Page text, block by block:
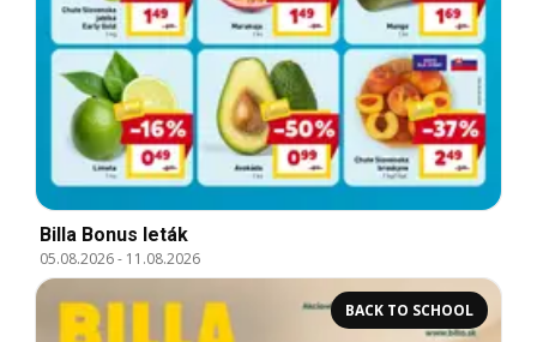
Billa Bonus leták
05.08.2026- 11.08.2026
BACK TO SCHOOL